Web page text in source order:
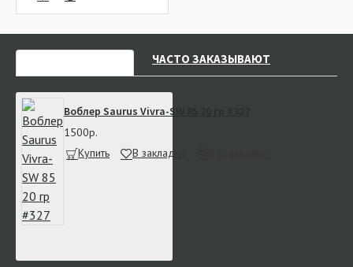
ЧАСТО ЗАКАЗЫВАЮТ
Воблер Saurus Vivra-SW 85 20 гр #327
1500р.
Купить
В закладки